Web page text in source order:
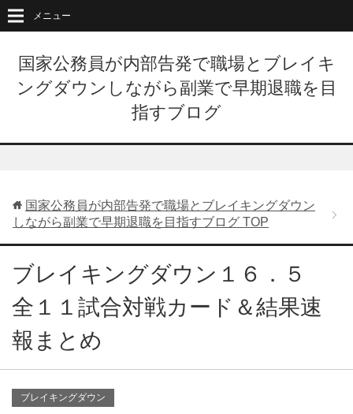
国家公務員が内部告発で職場とブレイキ
ングダウンしながら副業で早期退職を目
指すブログ
メニュー
国家公務員が内部告発で職場とブレイキングダウン
しながら副業で早期退職を目指すブログ TOP
ブレイキングダウン１６．５
全１１試合対戦カード＆結果速
報まとめ
ブレイキングダウン